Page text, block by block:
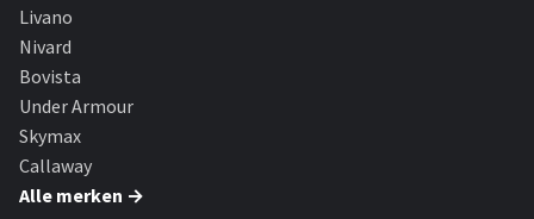
Livano
Nivard
Bovista
Under Armour
Skymax
Callaway
Alle merken →